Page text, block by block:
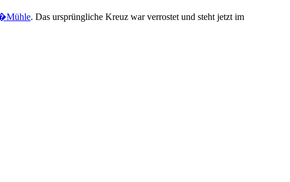
. Das ursprüngliche Kreuz war verrostet und steht jetzt im